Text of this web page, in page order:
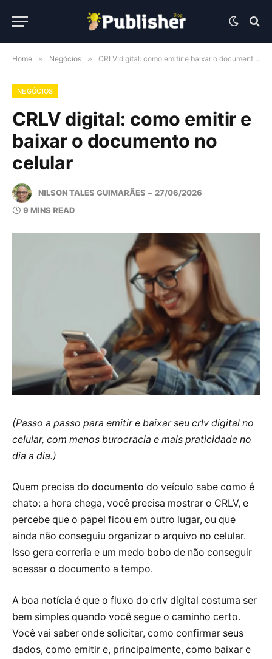
Home » Negócios » CRLV digital: como emitir e baixar o documento no celular
NEGÓCIOS
CRLV digital: como emitir e
baixar o documento no
celular
NILSON TALES GUIMARÃES
27/06/2026
9 MINS READ
(Passo a passo para emitir e baixar seu crlv digital no
celular, com menos burocracia e mais praticidade no
dia a dia.)
Quem precisa do documento do veículo sabe como é
chato: a hora chega, você precisa mostrar o CRLV, e
percebe que o papel ficou em outro lugar, ou que
ainda não conseguiu organizar o arquivo no celular.
Isso gera correria e um medo bobo de não conseguir
acessar o documento a tempo.
A boa notícia é que o fluxo do crlv digital costuma ser
bem simples quando você segue o caminho certo.
Você vai saber onde solicitar, como confirmar seus
dados, como emitir e, principalmente, como baixar e